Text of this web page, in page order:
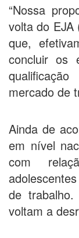
“Nossa
volta do EJA
que,
concluir os
mercado de
Ainda de
em nível
com
de
voltam a